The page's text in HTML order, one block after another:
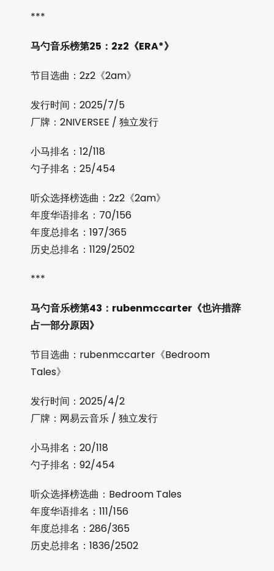
***
马勺音乐榜第25：2z2《ERA*》
节目选曲：2z2《2am》
发行时间：2025/7/5
厂牌：2NIVERSEE / 独立发行
小马排名：12/118
勺子排名：25/454
听众选择榜选曲：2z2《2am》
年度华语排名：70/156
年度总排名：197/365
历史总排名：1129/2502
***
马勺音乐榜第43：rubenmccarter《也许措辞
占一部分原因》
节目选曲：rubenmccarter《Bedroom
Tales》
发行时间：2025/4/2
厂牌：网易云音乐 / 独立发行
小马排名：20/118
勺子排名：92/454
听众选择榜选曲：Bedroom Tales
年度华语排名：111/156
年度总排名：286/365
历史总排名：1836/2502